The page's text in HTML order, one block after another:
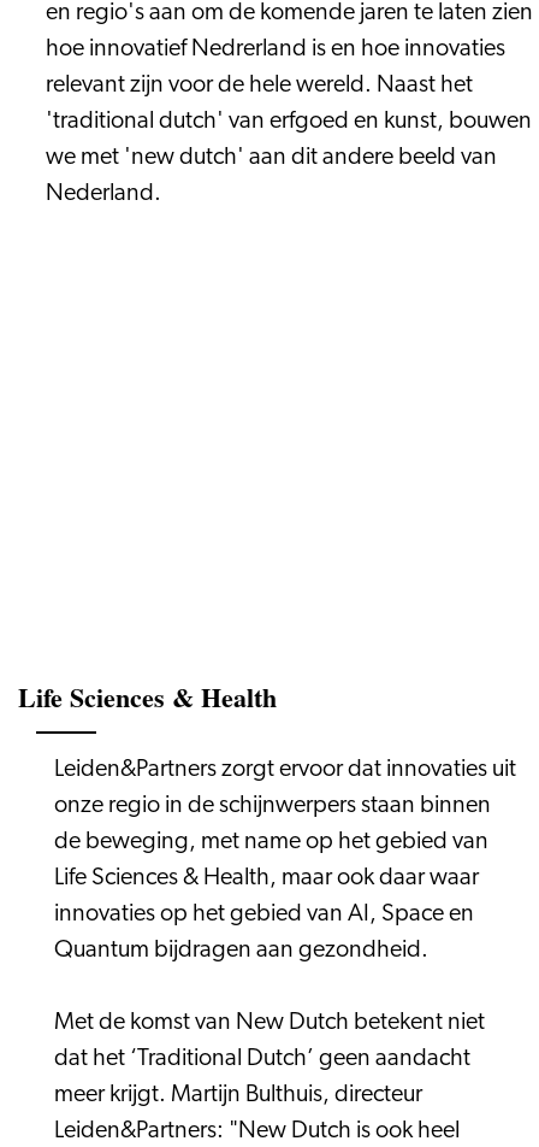
en regio's aan om de komende jaren te laten zien
hoe innovatief Nedrerland is en hoe innovaties
relevant zijn voor de hele wereld. Naast het
'traditional dutch' van erfgoed en kunst, bouwen
we met 'new dutch' aan dit andere beeld van
Nederland.
Life Sciences & Health
Leiden&Partners zorgt ervoor dat innovaties uit
onze regio in de schijnwerpers staan binnen
de beweging, met name op het gebied van
Life Sciences & Health, maar ook daar waar
innovaties op het gebied van AI, Space en
Quantum bijdragen aan gezondheid.
Met de komst van New Dutch betekent niet
dat het ‘Traditional Dutch’ geen aandacht
meer krijgt. Martijn Bulthuis, directeur
Leiden&Partners: "New Dutch is ook heel